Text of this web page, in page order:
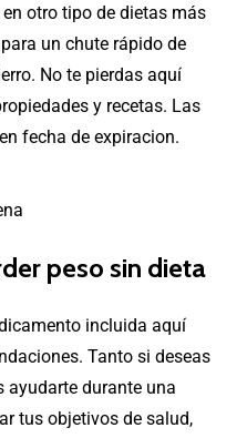
otro tipo de dietas más
un chute rápido de
No te pierdas aquí
y recetas. Las
fecha de expiracion.
peso sin dieta
incluida aquí
Tanto si deseas
ayudarte durante una
tus objetivos de salud,